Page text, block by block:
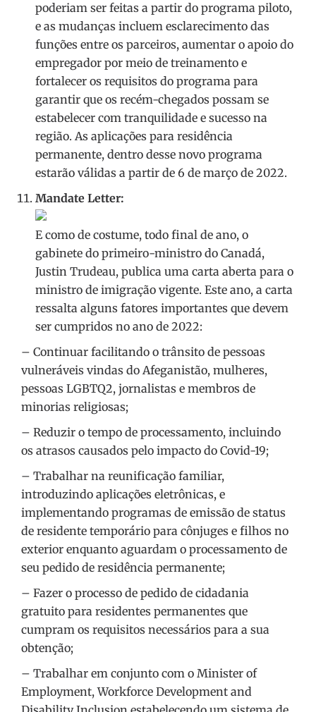
poderiam ser feitas a partir do programa piloto,
e as mudanças incluem esclarecimento das
funções entre os parceiros, aumentar o apoio do
empregador por meio de treinamento e
fortalecer os requisitos do programa para
garantir que os recém-chegados possam se
estabelecer com tranquilidade e sucesso na
região. As aplicações para residência
permanente, dentro desse novo programa
estarão válidas a partir de 6 de março de 2022.
Mandate Letter:
E como de costume, todo final de ano, o
gabinete do primeiro-ministro do Canadá,
Justin Trudeau, publica uma carta aberta para o
ministro de imigração vigente. Este ano, a carta
ressalta alguns fatores importantes que devem
ser cumpridos no ano de 2022:
– Continuar facilitando o trânsito de pessoas
vulneráveis vindas do Afeganistão, mulheres,
pessoas LGBTQ2, jornalistas e membros de
minorias religiosas;
– Reduzir o tempo de processamento, incluindo
os atrasos causados pelo impacto do Covid-19;
– Trabalhar na reunificação familiar,
introduzindo aplicações eletrônicas, e
implementando programas de emissão de status
de residente temporário para cônjuges e filhos no
exterior enquanto aguardam o processamento de
seu pedido de residência permanente;
– Fazer o processo de pedido de cidadania
gratuito para residentes permanentes que
cumpram os requisitos necessários para a sua
obtenção;
– Trabalhar em conjunto com o Minister of
Employment, Workforce Development and